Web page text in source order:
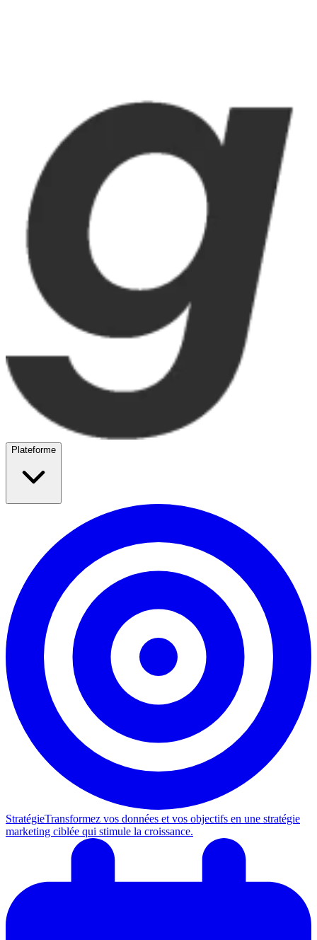
Plateforme
StratégieTransformez vos données et vos objectifs en une stratégie
marketing ciblée qui stimule la croissance.